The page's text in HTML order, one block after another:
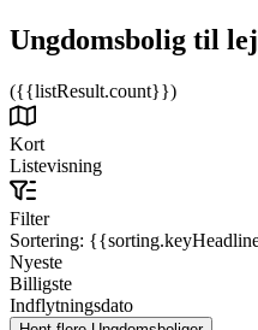
Ungdomsbolig til
({{listResult.count}})
Kort
Listevisning
Filter
Sortering:
Nyeste
Billigste
Indflytningsdato